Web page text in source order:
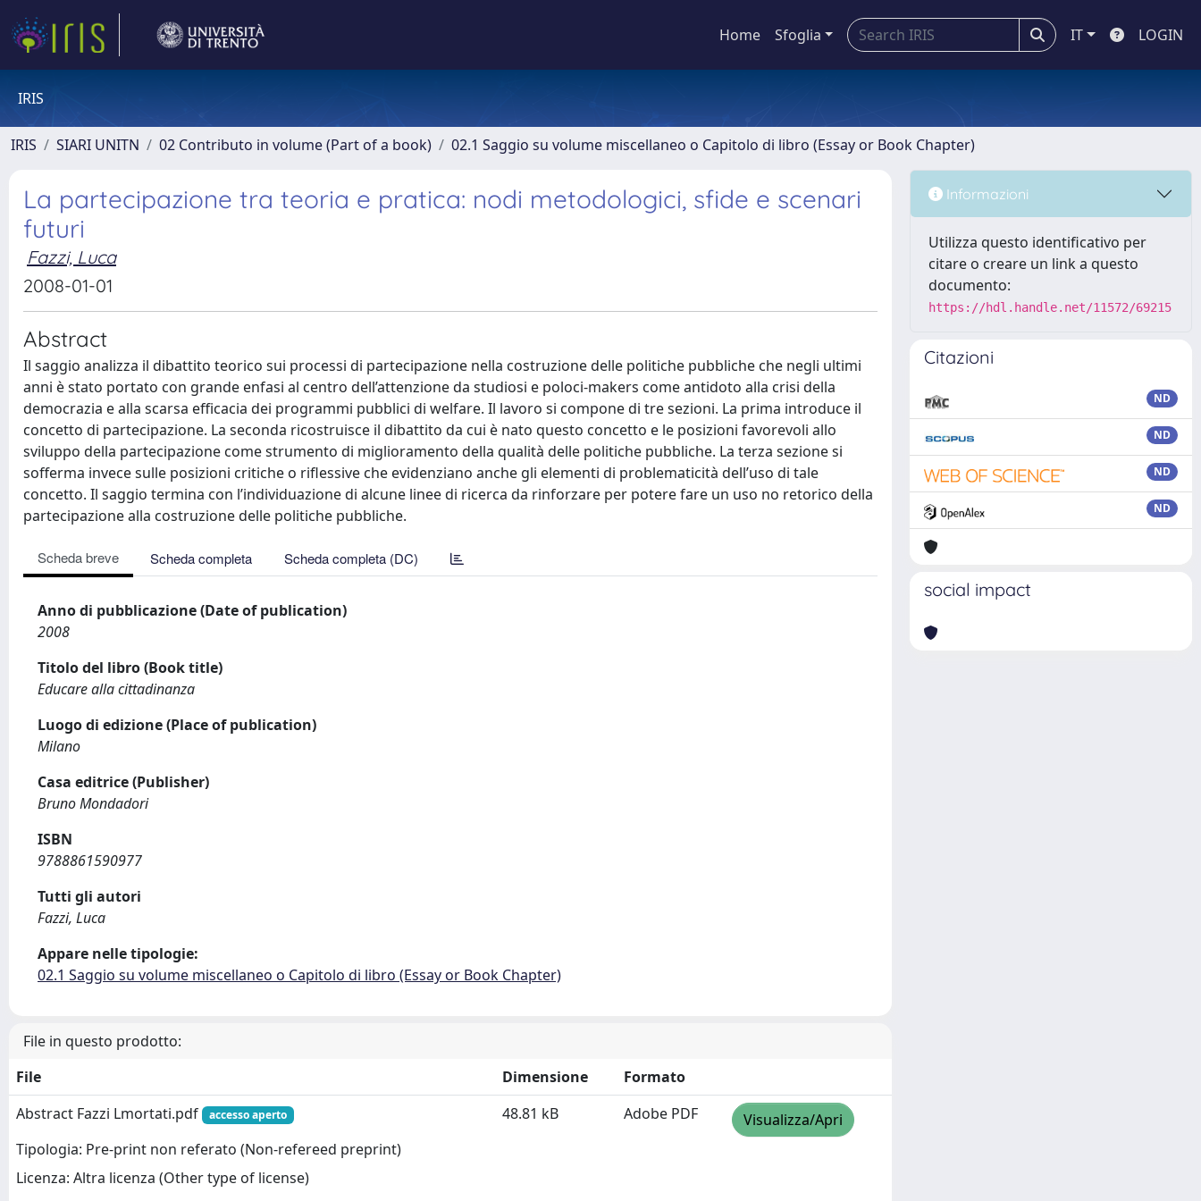
Home Sfoglia IT LOGIN
IRIS
IRIS SIARI UNITN 02 Contributo in volume (Part of a book) 02.1 Saggio su volume miscellaneo o Capitolo di libro (Essay or Book Chapter)
La partecipazione tra teoria e pratica: nodi metodologici, sfide e scenari
futuri
Fazzi, Luca
2008-01-01
Abstract
Il saggio analizza il dibattito teorico sui processi di partecipazione nella costruzione delle politiche pubbliche che negli ultimi
anni è stato portato con grande enfasi al centro dell’attenzione da studiosi e poloci-makers come antidoto alla crisi della
democrazia e alla scarsa efficacia dei programmi pubblici di welfare. Il lavoro si compone di tre sezioni. La prima introduce il
concetto di partecipazione. La seconda ricostruisce il dibattito da cui è nato questo concetto e le posizioni favorevoli allo
sviluppo della partecipazione come strumento di miglioramento della qualità delle politiche pubbliche. La terza sezione si
sofferma invece sulle posizioni critiche o riflessive che evidenziano anche gli elementi di problematicità dell’uso di tale
concetto. Il saggio termina con l’individuazione di alcune linee di ricerca da rinforzare per potere fare un uso no retorico della
partecipazione alla costruzione delle politiche pubbliche.
Scheda breve Scheda completa Scheda completa (DC)
Anno di pubblicazione (Date of publication)
2008
Titolo del libro (Book title)
Educare alla cittadinanza
Luogo di edizione (Place of publication)
Milano
Casa editrice (Publisher)
Bruno Mondadori
ISBN
9788861590977
Tutti gli autori
Fazzi, Luca
Appare nelle tipologie:
02.1 Saggio su volume miscellaneo o Capitolo di libro (Essay or Book Chapter)
File in questo prodotto:
File
Dimensione
Formato
Abstract Fazzi Lmortati.pdf
accesso aperto
Tipologia: Pre-print non referato (Non-refereed preprint)
Licenza: Altra licenza (Other type of license)
48.81 kB Adobe PDF Visualizza/Apri
Informazioni
Utilizza questo identificativo per
citare o creare un link a questo
documento:
https://hdl.handle.net/11572/69215
Citazioni
ND
ND
ND
ND
social impact